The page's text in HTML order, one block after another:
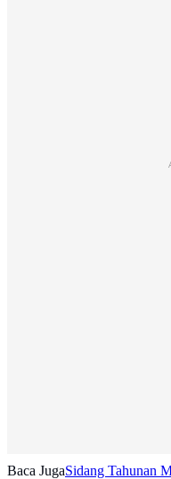
Baca JugaSidang Tahunan